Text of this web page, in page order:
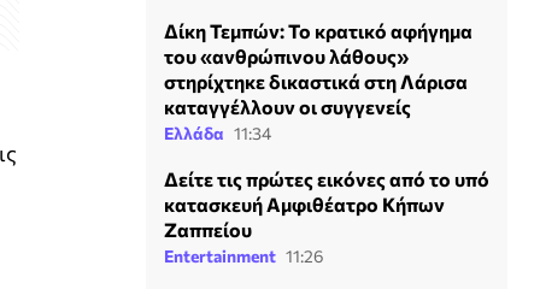
Δίκη Τεμπών: Το κρατικό αφήγημα
του «ανθρώπινου λάθους»
στηρίχτηκε δικαστικά στη Λάρισα
καταγγέλλουν οι συγγενείς
Ελλάδα 11:34
Δείτε τις πρώτες εικόνες από το υπό
κατασκευή Αμφιθέατρο Κήπων
Ζαππείου
Entertainment 11:26